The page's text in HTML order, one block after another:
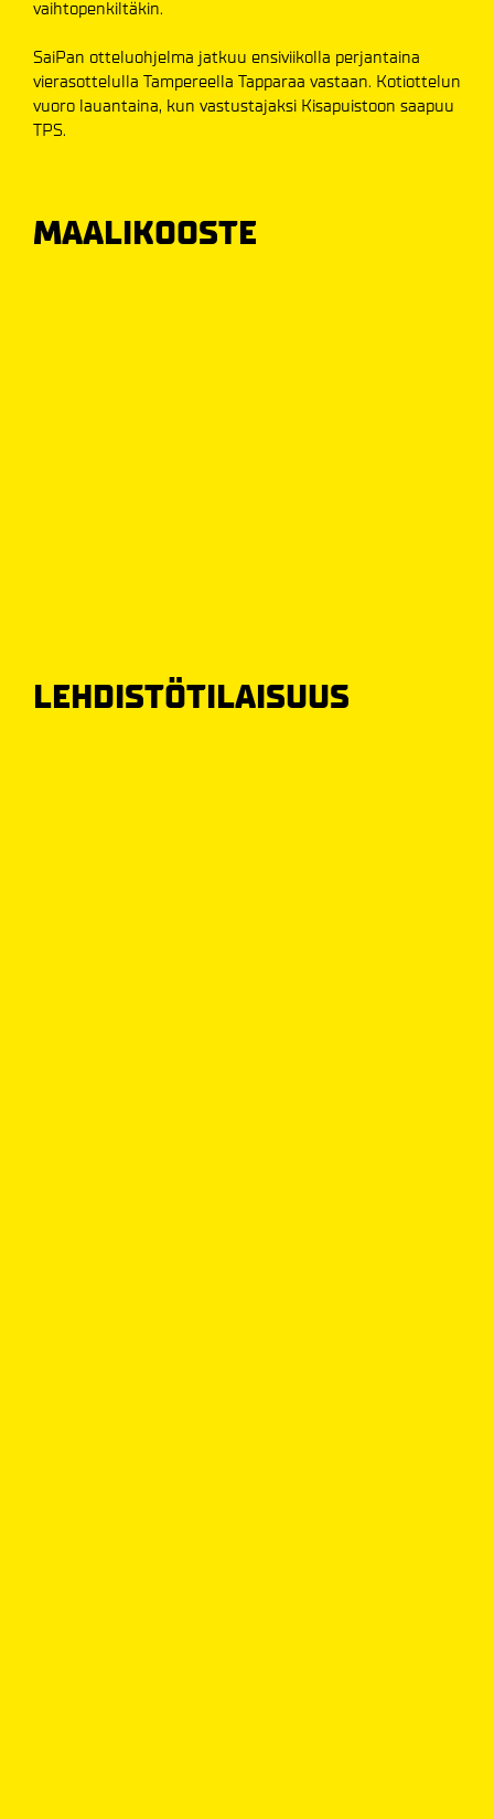
vaihtopenkiltäkin.
SaiPan otteluohjelma jatkuu ensiviikolla perjantaina
vierasottelulla Tampereella Tapparaa vastaan. Kotiottelun
vuoro lauantaina, kun vastustajaksi Kisapuistoon saapuu
TPS.
MAALIKOOSTE
LEHDISTÖTILAISUUS